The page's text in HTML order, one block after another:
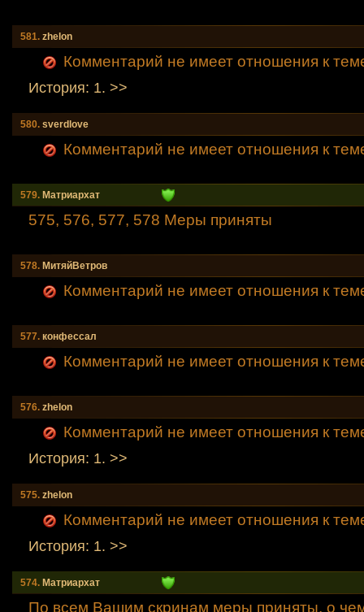
581. zhelon
Комментарий не имеет отношения к
История: 1. >>
580. sverdlove
Комментарий не имеет отношения к
579. Mатриархат
575, 576, 577, 578 Меры приняты
578. МитяйВетров
Комментарий не имеет отношения к
577. конфессал
Комментарий не имеет отношения к
576. zhelon
Комментарий не имеет отношения к
История: 1. >>
575. zhelon
Комментарий не имеет отношения к
История: 1. >>
574. Mатриархат
По всем Вашим скринам меры приняты, о